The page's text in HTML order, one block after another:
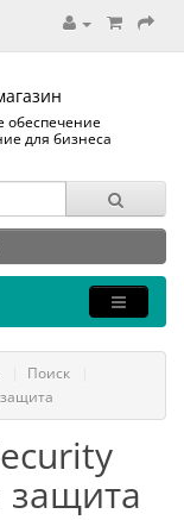
обеспечение
для бизнеса
Поиск
защита